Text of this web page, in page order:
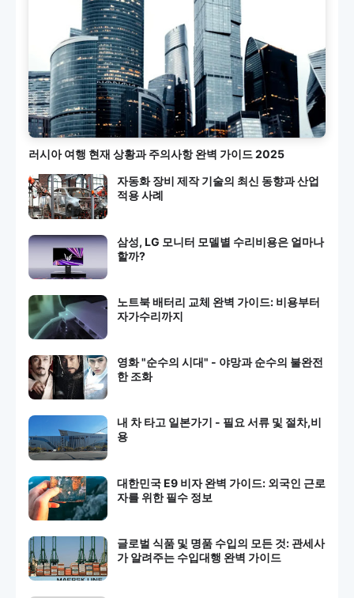
러시아 여행 현재 상황과 주의사항 완벽 가이드 2025
자동화 장비 제작 기술의 최신 동향과 산업
적용 사례
삼성, LG 모니터 모델별 수리비용은 얼마나
할까?
노트북 배터리 교체 완벽 가이드: 비용부터
자가수리까지
영화 "순수의 시대" - 야망과 순수의 불완전
한 조화
내 차 타고 일본가기 - 필요 서류 및 절차,비
용
대한민국 E9 비자 완벽 가이드: 외국인 근로
자를 위한 필수 정보
글로벌 식품 및 명품 수입의 모든 것: 관세사
가 알려주는 수입대행 완벽 가이드